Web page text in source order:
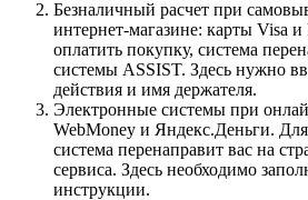
Безналичный расчет при
интернет-магазине: карты Visa
оплатить покупку, система
системы ASSIST. Здесь нужно
действия и имя держателя.
Электронные системы при
WebMoney и Яндекс.Деньги.
система перенаправит вас на
сервиса. Здесь необходимо
инструкции.